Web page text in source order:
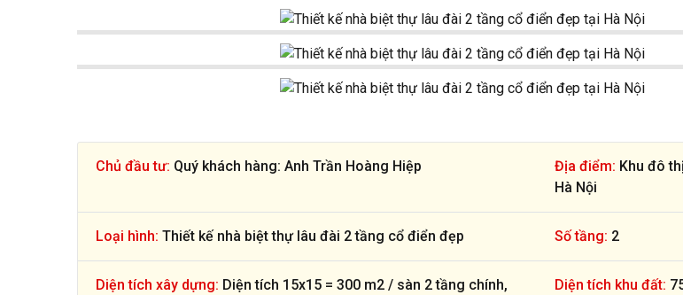
Chủ đầu tư: Quý khách hàng: Anh Trần Hoàng Hiệp Địa điểm: Khu đô
Hà Nội
Loại hình: Thiết kế nhà biệt thự lâu đài 2 tầng cổ điển đẹp Số tầng: 2
Diện tích xây dựng: Diện tích 15x15 = 300 m2 / sàn 2 tầng chính,
Diện tích khu đất: